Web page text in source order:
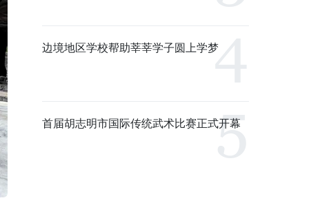
边境地区学校帮助莘莘学子圆上学梦
首届胡志明市国际传统武术比赛正式开幕